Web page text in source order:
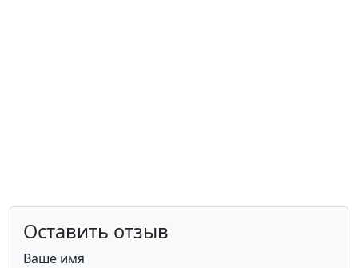
Оставить отзыв
Ваше имя